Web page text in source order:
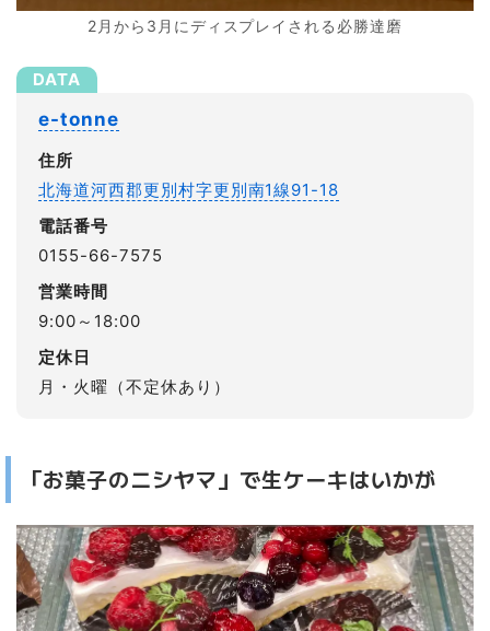
2月から3月にディスプレイされる必勝達磨
e-tonne
住所
北海道河西郡更別村字更別南1線91-18
電話番号
0155-66-7575
営業時間
9:00～18:00
定休日
月・火曜（不定休あり）
「お菓子のニシヤマ」で生ケーキはいかが